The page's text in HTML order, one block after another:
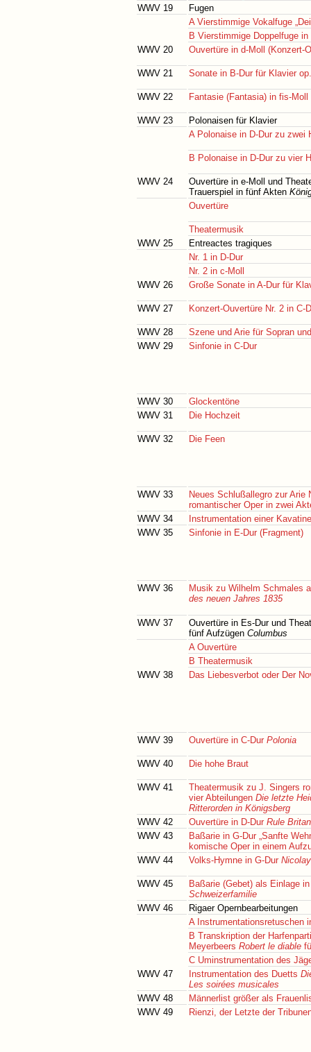
WWV 19
Fugen
A Vierstimmige Vokalfuge
B Vierstimmige Doppelfuge in
WWV 20
Ouvertüre in d-Moll (Konzert-
WWV 21 Sonate in B-Dur für Klavier
WWV 22 Fantasie (Fantasia) in fis-
WWV 23
Polonaisen für Klavier
A Polonaise in D-Dur zu zwei
B Polonaise in D-Dur zu vier
WWV 24
Ouvertüre in e-Moll und
Trauerspiel in fünf Akten
Ouvertüre
Theatermusik
WWV 25
Entreactes tragiques
Nr. 1 in D-Dur
Nr. 2 in c-Moll
WWV 26
Große Sonate in A-Dur für
WWV 27 Konzert-Ouvertüre Nr. 2 in C-
WWV 28
Szene und Arie für Sopran
WWV 29
Sinfonie in C-Dur
WWV 30
Glockentöne
WWV 31
Die Hochzeit
WWV 32 Die Feen
WWV 33
Neues Schlußallegro zur Arie
romantischer Oper in zwei
WWV 34
Instrumentation einer
WWV 35
Sinfonie in E-Dur (Fragment)
WWV 36
Musik zu Wilhelm Schmales
des neuen Jahres 1835
WWV 37
Ouvertüre in Es-Dur und
fünf Aufzügen Columbus
A Ouvertüre
B Theatermusik
WWV 38
Das Liebesverbot oder Der
WWV 39 Ouvertüre in C-Dur Polonia
WWV 40 Die hohe Braut
WWV 41
Theatermusik zu J. Singers
vier Abteilungen Die letzte
Ritterorden in Königsberg
WWV 42
Ouvertüre in D-Dur Rule
WWV 43
Baßarie in G-Dur „Sanfte
komische Oper in einem
WWV 44
Volks-Hymne in G-Dur Nicolay
WWV 45
Baßarie (Gebet) als Einlage
Schweizerfamilie
WWV 46
Rigaer Opernbearbeitungen
A Instrumentationsretuschen
B Transkription der
Meyerbeers Robert le diable
C Uminstrumentation des
WWV 47
Instrumentation des Duetts
Les soirées musicales
WWV 48
Männerlist größer als
WWV 49
Rienzi, der Letzte der